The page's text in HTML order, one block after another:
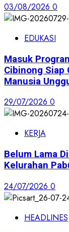
03/08/2026 0
EDUKASI
Masuk
Cibinong Siap
Manusia
29/07/2026 0
KERJA
Belum Lama
Kelurahan
24/07/2026 0
HEADLINES